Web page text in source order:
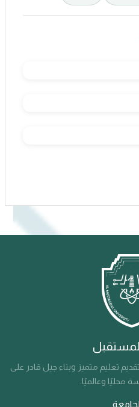
تعليم متميز وبناء جيل قادر على
محليًا وعالميًا.